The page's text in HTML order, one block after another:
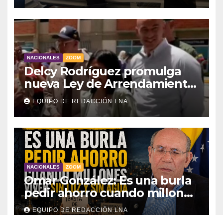
NACIONALES ZOOM
Delcy Rodríguez promulga
nueva Ley de Arrendamiento
para atender a familias
damnificadas
EQUIPO DE REDACCIÓN LNA
NACIONALES ZOOM
Omar González: Es una burla
pedir ahorro cuando millones
viven sin luz y sin agua
EQUIPO DE REDACCIÓN LNA